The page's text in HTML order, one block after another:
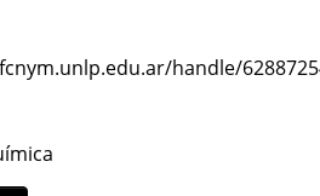
handle/